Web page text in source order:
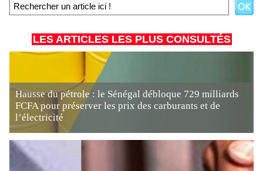
LES ARTICLES LES PLUS CONSULTÉS
Hausse du pétrole : le Sénégal débloque 729 milliards
FCFA pour préserver les prix des carburants et de
l’électricité